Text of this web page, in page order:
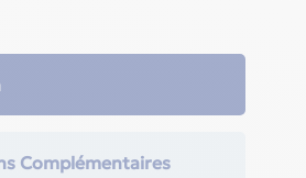
Complémentaires